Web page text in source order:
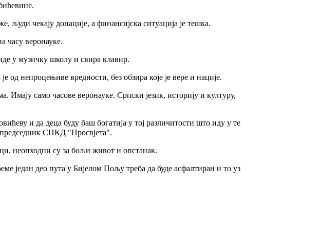
чекају донације, а финансијска ситуација је тешка.
часу веронауке.
у музичку школу и свира клавир.
непроцењиве вредности, без обзира које је вере и нације.
само часове веронауке. Српски језик, историју и културу,
и да деца буду баш богатија у тој различитости што иду у те
председник СПКД "Просвјета".
неопходни су за бољи живот и опстанак.
један део пута у Бијелом Пољу треба да буде асфалтиран и то уз